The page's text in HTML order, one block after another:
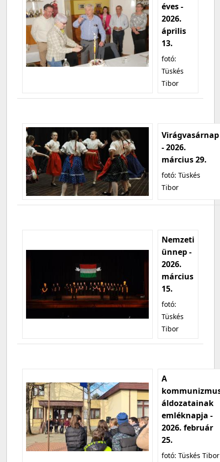
éves -
2026.
április
13.
fotó:
Tüskés
Tibor
Virágvasárnap
- 2026.
március 29.
fotó: Tüskés
Tibor
Nemzeti
ünnep -
2026.
március
15.
fotó:
Tüskés
Tibor
A
áldozatainak
emléknapja -
2026. február
25.
fotó: Tüskés Tibor